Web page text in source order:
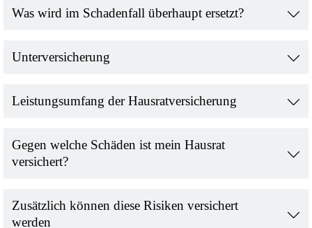
Was wird im Schadenfall überhaupt ersetzt?
Unterversicherung
Leistungsumfang der Hausratversicherung
Gegen welche Schäden ist mein Hausrat
versichert?
Zusätzlich können diese Risiken versichert
werden